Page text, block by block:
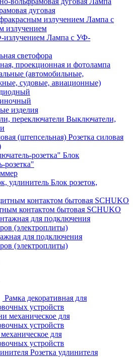
дуговая
Лампа с
излучением
Лампа с УФ-
светофора
проекционная и фотолампа
(автомобильные,
судовые, авиационные)
изделия
Выключатели,
Розетка силовая
Блок
розетка"
Блок розеток,
контактом бытовая SCHUKO
для подключения
(электроплиты)
Рамка декоративная для
устройств
для
устройств
Розетка удлинителя